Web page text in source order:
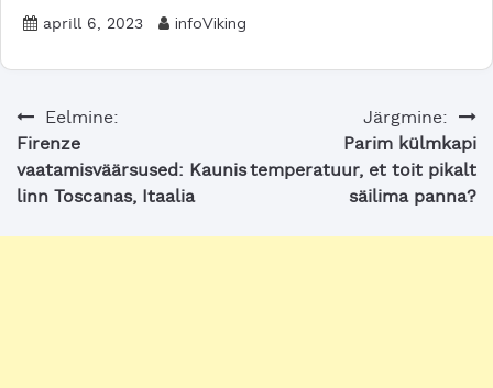
aprill 6, 2023 infoViking
Navigeerimine
Eelmine:
Firenze
vaatamisväärsused: Kaunis
linn Toscanas, Itaalia
Järgmine:
Parim külmkapi
temperatuur, et toit pikalt
säilima panna?